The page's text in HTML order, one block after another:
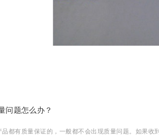
问题怎么办？
都有质量保证的，一般都不会出现质量问题。如果收